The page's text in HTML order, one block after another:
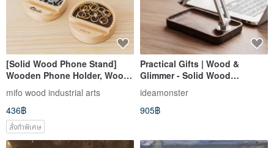
[Solid Wood Phone Stand]
Wooden Phone Holder, Wood
Phone Stand, Multi-functional
Phone Mount, Phone Support
mifo wood industrial arts
436฿
สั่งทำพิเศษ
Practical Gifts | Wood &
Glimmer - Solid Wood
Aluminum Alloy Phone Stand /
Tech Silver | Birthday Gifts
ideamonster
905฿